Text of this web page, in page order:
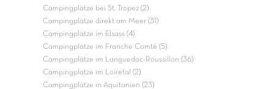
Campingplätze bei St. Tropez (2)
Campingplätze direkt am Meer (31)
Campingplätze im Elsass (4)
Campingplätze im Franche Comté (5)
Campingplätze im Languedoc-Roussillon (36)
Campingplätze im Loiretal (2)
Campingplätze in Aquitanien (23)